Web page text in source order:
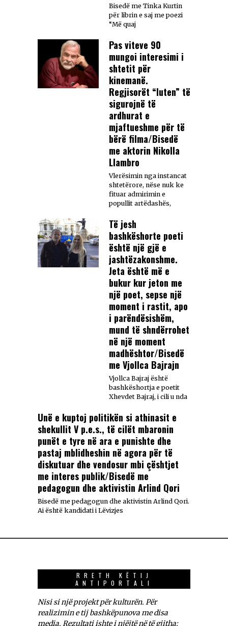
Bisedë me Tinka Kurtin
për librin e saj me poezi
“Më quaj
Pas viteve 90
mungoi interesimi i
shtetit për
kinemanë.
Regjisorët “luten” të
sigurojnë të
ardhurat e
mjaftueshme për të
bërë filma/Bisedë
me aktorin Nikolla
Llambro
Vlerësimin nga instancat
shtetërore, nëse nuk ke
fituar admirimin e
popullit artëdashës,
Të jesh
bashkëshorte poeti
është një gjë e
jashtëzakonshme.
Jeta është më e
bukur kur jeton me
një poet, sepse një
moment i rastit, apo
i parëndësishëm,
mund të shndërrohet
në një moment
madhështor/Bisedë
me Vjollca Bajrajn
Vjollca Bajraj është
bashkëshortja e poetit
Xhevdet Bajraj, i cili u nda
Unë e kuptoj politikën si athinasit e
shekullit V p.e.s., të cilët mbaronin
punët e tyre në ara e punishte dhe
pastaj mblidheshin në agora për të
diskutuar dhe vendosur mbi çështjet
me interes publik/Bisedë me
pedagogun dhe aktivistin Arlind Qori
Bisedë me pedagogun dhe aktivistin Arlind Qori.
Ai është kandidati i Lëvizjes
RRETH KËTIJ
ANTIPORTALI
Nisi si një projekt për kulturën. Për
realizimin e tij bashkëpunova me disa
media. Rezultati ishte i njëjtë në të gjitha;